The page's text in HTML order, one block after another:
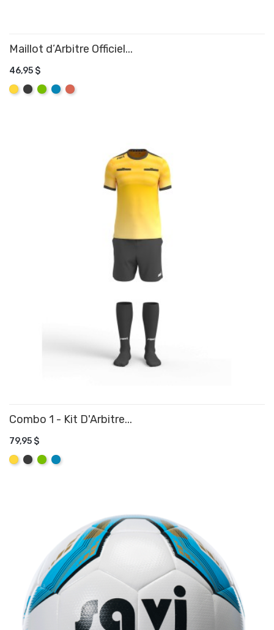
Maillot d’Arbitre Officiel...
46,95 $
JauneGraphite
LimeAquaRose
AJOUTER AU PANIER
Combo 1 - Kit D'Arbitre...
79,95 $
JauneGraphite
LimeAqua
AJOUTER AU PANIER